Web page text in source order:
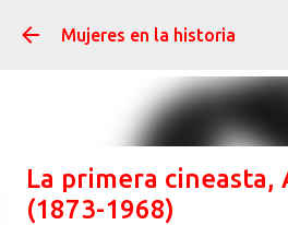
Ir al contenido
Mujeres en la historia
La primera cineasta,
(1873-1968)